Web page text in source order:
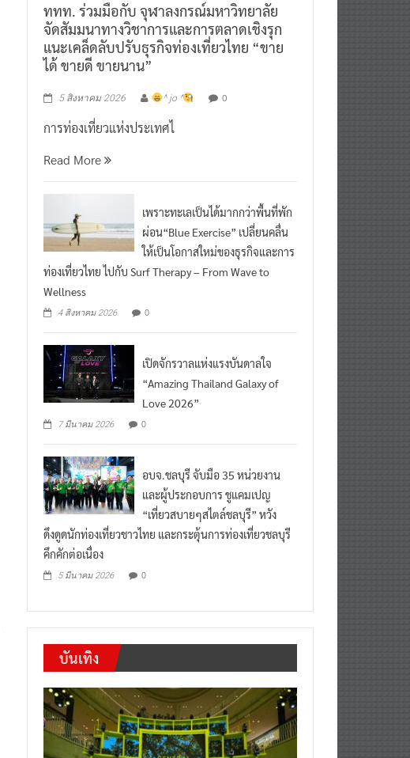
ททท. ร่วมมือกับ จุฬาลงกรณ์มหาวิทยาลัย
จัดสัมมนาทางวิชาการและการตลาดเชิงรุก
แนะเคล็ดลับปรับธุรกิจท่องเที่ยวไทย “ขาย
ได้ ขายดี ขายนาน”
5 สิงหาคม 2026 ^ jo ^ 0
การท่องเที่ยวแห่งประเทศไ
Read More
เพราะทะเลเป็นได้มากกว่าพื้นที่พัก
ผ่อน“Blue Exercise” เปลี่ยนคลื่น
ให้เป็นโอกาสใหม่ของธุรกิจและการ
ท่องเที่ยวไทย ไปกับ Surf Therapy – From Wave to
Wellness
4 สิงหาคม 2026 0
เปิดจักรวาลแห่งแรงบันดาลใจ
“Amazing Thailand Galaxy of
Love 2026”
7 มีนาคม 2026 0
อบจ.ชลบุรี จับมือ 35 หน่วยงาน
และผู้ประกอบการ ชูแคมเปญ
“เที่ยวสบายๆสไตล์ชลบุรี” หวัง
ดึงดูดนักท่องเที่ยวชาวไทย และกระตุ้นการท่องเที่ยวชลบุรี
คึกคักต่อเนื่อง
5 มีนาคม 2026 0
บันเทิง